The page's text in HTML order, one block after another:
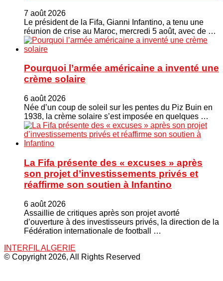
7 août 2026
Le président de la Fifa, Gianni Infantino, a tenu une
réunion de crise au Maroc, mercredi 5 août, avec de …
Pourquoi l’armée américaine a inventé une
crème solaire
6 août 2026
Née d’un coup de soleil sur les pentes du Piz Buin en
1938, la crème solaire s’est imposée en quelques …
La Fifa présente des « excuses » après
son projet d’investissements privés et
réaffirme son soutien à Infantino
6 août 2026
Assaillie de critiques après son projet avorté
d’ouverture à des investisseurs privés, la direction de la
Fédération internationale de football …
INTERFIL ALGERIE
© Copyright 2026, All Rights Reserved